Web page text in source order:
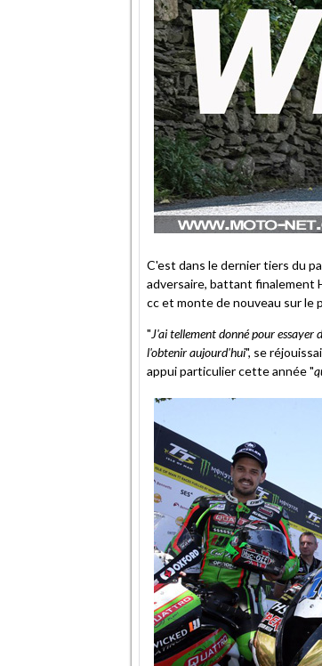
C'est dans le dernier tiers du
adversaire, battant finalement
cc et monte de nouveau sur le
"J'ai tellement donné pour essayer
l'obtenir aujourd'hui", se
appui particulier cette année "